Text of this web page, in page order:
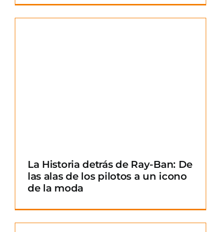
La Historia detrás de Ray-Ban: De
las alas de los pilotos a un icono
de la moda